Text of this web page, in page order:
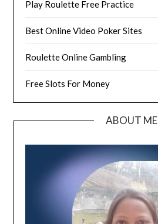
Play Roulette Free Practice
Best Online Video Poker Sites
Roulette Online Gambling
Free Slots For Money
ABOUT ME